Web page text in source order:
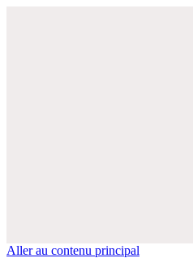
Aller au contenu principal